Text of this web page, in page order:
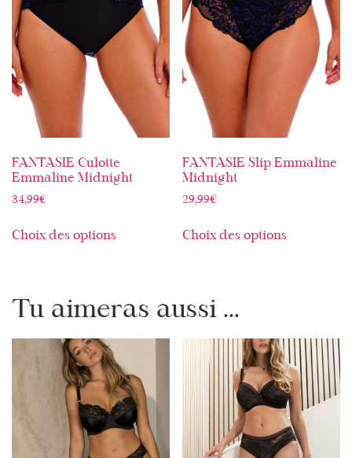
FANTASIE Culotte
Emmaline Midnight
34,99€
Choix des options
FANTASIE Slip Emmaline
Midnight
29,99€
Choix des options
Tu aimeras aussi ...